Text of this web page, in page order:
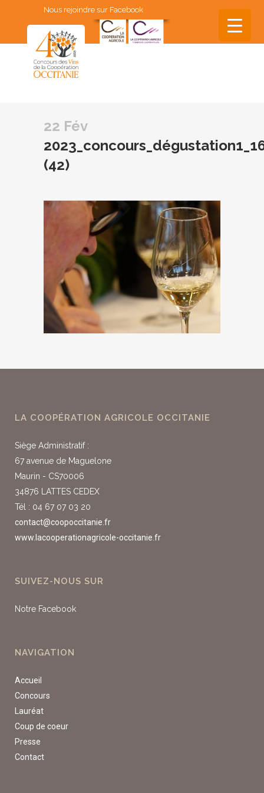
Nous rejoindre sur Facebook
22 Fév
(42)
LA COOPÉRATION AGRICOLE OCCITANIE
Siège Administratif :
67 avenue de Maguelone
Maurin - CS70006
34876 LATTES CEDEX
Tél : 04 67 07 03 20
contact@coopoccitanie.fr
www.lacooperationagricole-occitanie.fr
SUIVEZ-NOUS SUR
Notre Facebook
NAVIGATION
Accueil
Concours
Lauréat
Coup de coeur
Presse
Contact